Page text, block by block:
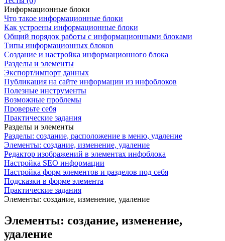
Информационные блоки
Что такое информационные блоки
Как устроены информационные блоки
Общий порядок работы с информационными блоками
Типы информационных блоков
Создание и настройка информационного блока
Разделы и элементы
Экспорт/импорт данных
Публикация на сайте информации из инфоблоков
Полезные инструменты
Возможные проблемы
Проверьте себя
Практические задания
Разделы и элементы
Разделы: создание, расположение в меню, удаление
Элементы: создание, изменение, удаление
Редактор изображений в элементах инфоблока
Настройка SEO информации
Настройка форм элементов и разделов под себя
Подсказки в форме элемента
Практические задания
Элементы: создание, изменение, удаление
Элементы: создание, изменение,
удаление